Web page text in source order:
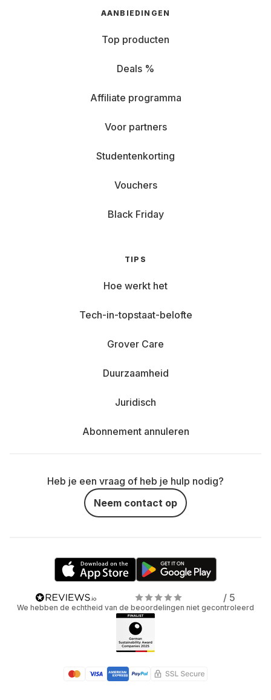
AANBIEDINGEN
Top producten
Deals %
Affiliate programma
Voor partners
Studentenkorting
Vouchers
Black Friday
TIPS
Hoe werkt het
Tech-in-topstaat-belofte
Grover Care
Duurzaamheid
Juridisch
Abonnement annuleren
Heb je een vraag of heb je hulp nodig?
Neem contact op
/ 5
We hebben de echtheid van de beoordelingen niet gecontroleerd